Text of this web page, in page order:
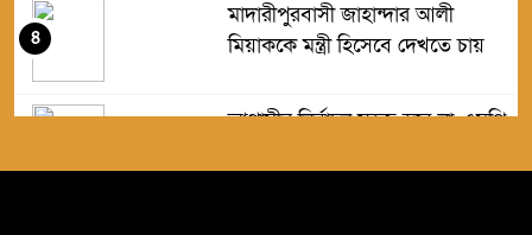
মাদারীপুরবাসী জাহান্দার আলী
মিয়াককে মন্ত্রী হিসেবে দেখতে চায়
৪
আগামীর নির্বাচন সহজ হবে না-এমপি